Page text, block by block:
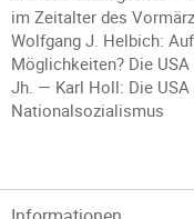
im Zeitalter des
Wolfgang J. Helbich:
Möglichkeiten? Die
Jh. — Karl Holl: Die
Nationalsozialismus